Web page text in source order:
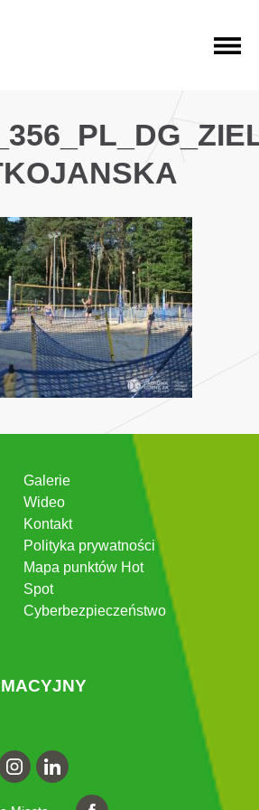
GŁÓWNEGO
Galerie
Wideo
Kontakt
Polityka prywatności
Mapa punktów Hot
Spot
Cyberbezpieczeństwo